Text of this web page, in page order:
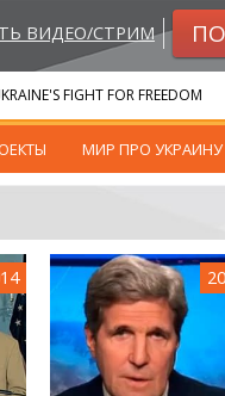
ВИДЕО/СТРИМ
МИР ПРО УКРАИНУ
FIGHT FOR FREEDOM